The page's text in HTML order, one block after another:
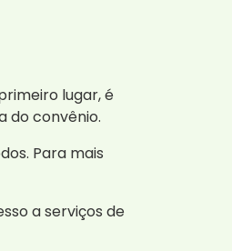
lugar, é
do convênio.
Para mais
a serviços de